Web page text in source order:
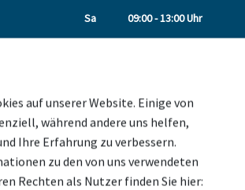
Sa
09:00 - 13:00 Uhr
Unser Team
Kontakt
Kundengalerie
Laden & Servicepoint
Events
auf unserer Website. Einige von
während andere uns helfen,
Ihre Erfahrung zu verbessern.
zu den von uns verwendeten
Rechten als Nutzer finden Sie hier: